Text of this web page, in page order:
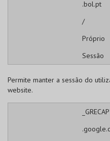
.bol.pt
/
Próprio
Sessão
Permite manter a sessão do
website.